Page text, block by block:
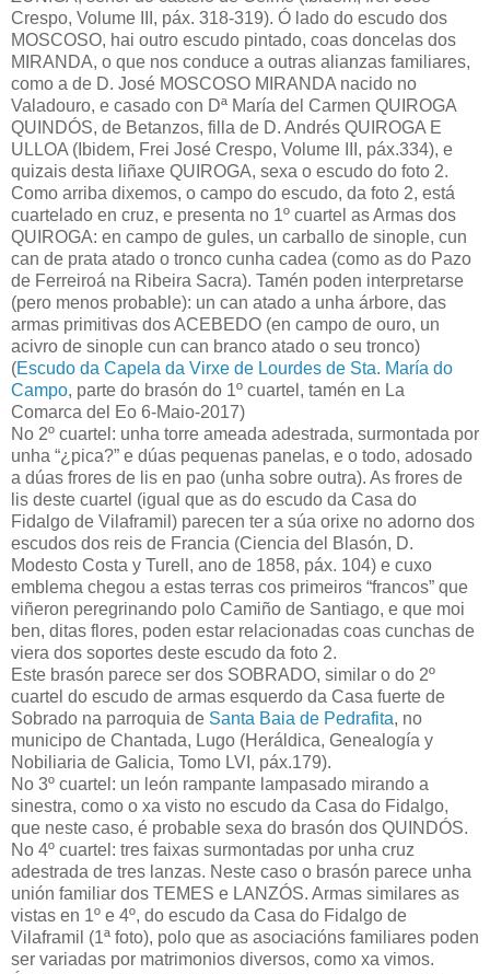
Crespo, Volume III, páx. 318-319). Ó lado do escudo dos
MOSCOSO, hai outro escudo pintado, coas doncelas dos
MIRANDA, o que nos conduce a outras alianzas familiares,
como a de D. José MOSCOSO MIRANDA nacido no
Valadouro, e casado con Dª María del Carmen QUIROGA
QUINDÓS, de Betanzos, filla de D. Andrés QUIROGA E
ULLOA (Ibidem, Frei José Crespo, Volume III, páx.334), e
quizais desta liñaxe QUIROGA, sexa o escudo do foto 2.
Como arriba dixemos, o campo do escudo, da foto 2, está
cuartelado en cruz, e presenta no 1º cuartel as Armas dos
QUIROGA: en campo de gules, un carballo de sinople, cun
can de prata atado o tronco cunha cadea (como as do Pazo
de Ferreiroá na Ribeira Sacra). Tamén poden interpretarse
(pero menos probable): un can atado a unha árbore, das
armas primitivas dos ACEBEDO (en campo de ouro, un
acivro de sinople cun can branco atado o seu tronco)
(Escudo da Capela da Virxe de Lourdes de Sta. María do
Campo, parte do brasón do 1º cuartel, tamén en La
Comarca del Eo 6-Maio-2017)
No 2º cuartel: unha torre ameada adestrada, surmontada por
unha “¿pica?” e dúas pequenas panelas, e o todo, adosado
a dúas frores de lis en pao (unha sobre outra). As frores de
lis deste cuartel (igual que as do escudo da Casa do
Fidalgo de Vilaframil) parecen ter a súa orixe no adorno dos
escudos dos reis de Francia (Ciencia del Blasón, D.
Modesto Costa y Turell, ano de 1858, páx. 104) e cuxo
emblema chegou a estas terras cos primeiros “francos” que
viñeron peregrinando polo Camiño de Santiago, e que moi
ben, ditas flores, poden estar relacionadas coas cunchas de
viera dos soportes deste escudo da foto 2.
Este brasón parece ser dos SOBRADO, similar o do 2º
cuartel do escudo de armas esquerdo da Casa fuerte de
Sobrado na parroquia de Santa Baia de Pedrafita, no
municipo de Chantada, Lugo (Heráldica, Genealogía y
Nobiliaria de Galicia, Tomo LVI, páx.179).
No 3º cuartel: un león rampante lampasado mirando a
sinestra, como o xa visto no escudo da Casa do Fidalgo,
que neste caso, é probable sexa do brasón dos QUINDÓS.
No 4º cuartel: tres faixas surmontadas por unha cruz
adestrada de tres lanzas. Neste caso o brasón parece unha
unión familiar dos TEMES e LANZÓS. Armas similares as
vistas en 1º e 4º, do escudo da Casa do Fidalgo de
Vilaframil (1ª foto), polo que as asociacións familiares poden
ser variadas por matrimonios diversos, como xa vimos.